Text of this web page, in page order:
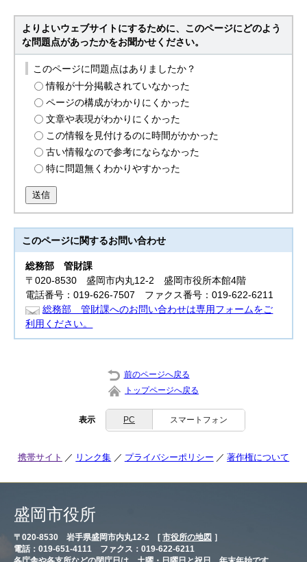
よりよいウェブサイトにするために、このページにどのよう
な問題点があったかをお聞かせください。
このページに問題点はありましたか？
情報が十分掲載されていなかった
ページの構成がわかりにくかった
文章や表現がわかりにくかった
この情報を見付けるのに時間がかかった
古い情報なので参考にならなかった
特に問題無くわかりやすかった
送信
このページに関するお問い合わせ
総務部管財課
〒020-8530 盛岡市内丸12-2 盛岡市役所本館4階
電話番号：019-626-7507 ファクス番号：019-622-6211
総務部 管財課へのお問い合わせは専用フォームをご
利用ください。
前のページへ戻る
トップページへ戻る
表示 PC スマートフォン
携帯サイト リンク集 プライバシーポリシー 著作権について
盛岡市役所
〒020-8530 岩手県盛岡市内丸12-2 [ 市役所の地図 ］
電話：019-651-4111 ファクス：019-622-6211